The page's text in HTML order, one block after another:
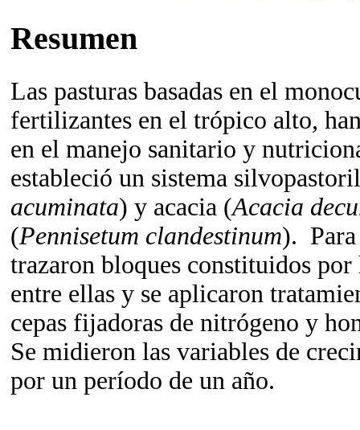
Resumen
Las pasturas basadas en el
fertilizantes en el trópico alto,
en el manejo sanitario y
estableció un sistema
acuminata) y acacia (Acacia
(Pennisetum clandestinum). Para
trazaron bloques constituidos por
entre ellas y se aplicaron
cepas fijadoras de nitrógeno y
Se midieron las variables de
por un período de un año.